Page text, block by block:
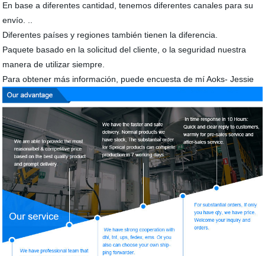
En base a diferentes cantidad, tenemos diferentes canales para su
envío. ..
Diferentes países y regiones también tienen la diferencia.
Paquete basado en la solicitud del cliente, o la seguridad nuestra
manera de utilizar siempre.
Para obtener más información, puede encuesta de mí Aoks- Jessie